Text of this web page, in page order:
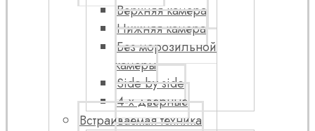
Верхняя камера
Нижняя камера
Без морозильной
камеры
Side by side
4-х дверные
Встраиваемая техника